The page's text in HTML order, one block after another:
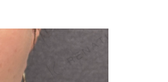
よくあるご質問